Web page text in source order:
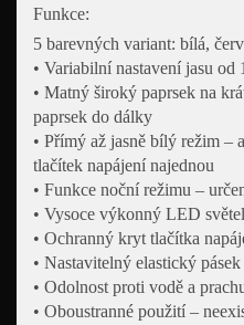
Funkce:
5 barevných variant: bílá,
• Variabilní nastavení jasu od
• Matný široký paprsek na
paprsek do dálky
• Přímý až jasně bílý režim –
tlačítek napájení najednou
• Funkce noční režimu –
• Vysoce výkonný LED
• Ochranný kryt tlačítka
• Nastavitelný elastický
• Odolnost proti vodě a
• Oboustranné použití –